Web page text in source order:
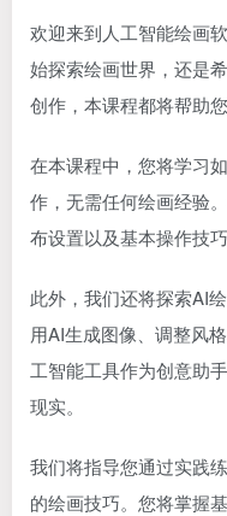
欢迎来到人工智能绘画
始探索绘画世界，还是
创作，本课程都将帮助您
在本课程中，您将学习
作，无需任何绘画经验
布设置以及基本操作技
此外，我们还将探索AI
用AI生成图像、调整风
工智能工具作为创意助
现实。
我们将指导您通过实践
的绘画技巧。您将掌握